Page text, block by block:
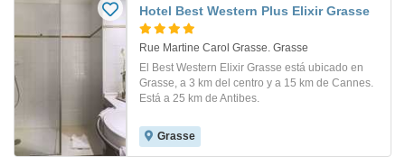
Hotel Best Western Plus Elixir Grasse
Rue Martine Carol Grasse. Grasse
El Best Western Elixir Grasse está ubicado en
Grasse, a 3 km del centro y a 15 km de Cannes.
Está a 25 km de Antibes.
Grasse